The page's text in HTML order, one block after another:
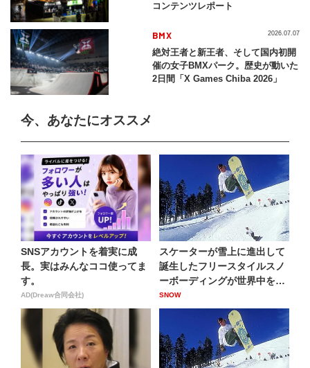
コンテンツレポート
BMX
絶対王者と新王者、そして国内初開
催の女子BMXパーク。歴史が動いた
2日間「X Games Chiba 2026」
2026.07.07
今、あなたにオススメ
SNSアカウントを着実に成
長。実はみんなココ使ってま
す。
AD(Dreaw合同会社)
スケーターが雪上に進出して
誕生したフリースタイルスノ
ーボーディングが世界中を席
巻...
SNOW